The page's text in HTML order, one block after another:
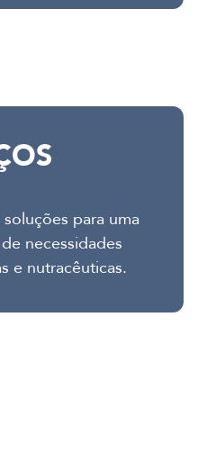
para uma
necessidades
e nutracêuticas.